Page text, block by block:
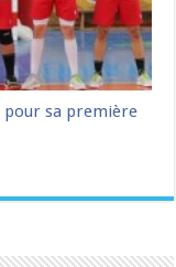
pour sa première